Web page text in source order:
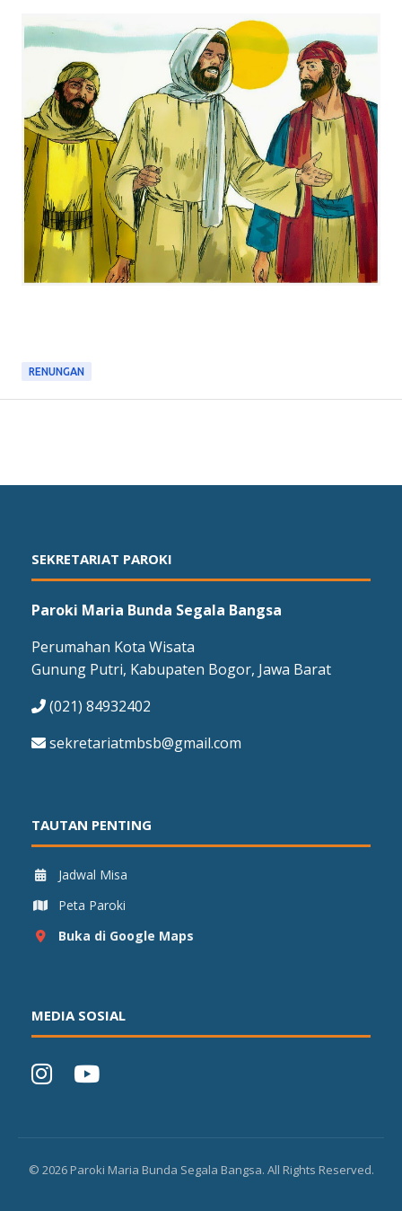
RENUNGAN
SEKRETARIAT PAROKI
Paroki Maria Bunda Segala Bangsa
Perumahan Kota Wisata
Gunung Putri, Kabupaten Bogor, Jawa Barat
(021) 84932402
sekretariatmbsb@gmail.com
TAUTAN PENTING
Jadwal Misa
Peta Paroki
Buka di Google Maps
MEDIA SOSIAL
© 2026Paroki Maria Bunda Segala Bangsa. All Rights Reserved.